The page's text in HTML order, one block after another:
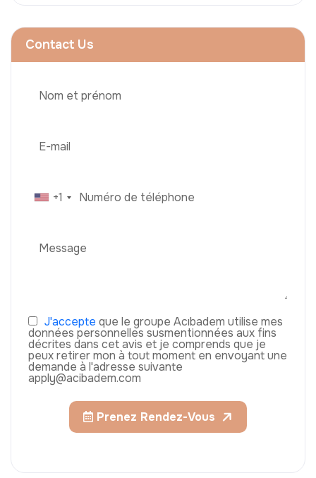
Contact Us
+1
J'accepte que le groupe Acıbadem utilise mes
données personnelles susmentionnées aux fins
décrites dans cet avis et je comprends que je
peux retirer mon à tout moment en envoyant une
demande à l'adresse suivante
apply@acibadem.com
Prenez Rendez-Vous